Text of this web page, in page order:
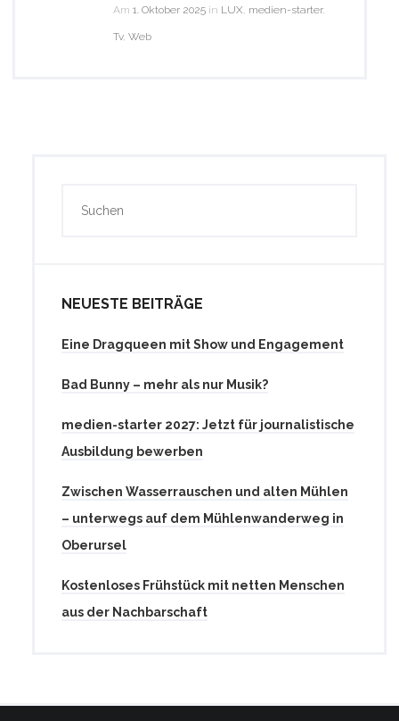
Am 1. Oktober 2025 in LUX, medien-starter,
Tv, Web
NEUESTE BEITRÄGE
Eine Dragqueen mit Show und Engagement
Bad Bunny – mehr als nur Musik?
medien-starter 2027: Jetzt für journalistische
Ausbildung bewerben
Zwischen Wasserrauschen und alten Mühlen
– unterwegs auf dem Mühlenwanderweg in
Oberursel
Kostenloses Frühstück mit netten Menschen
aus der Nachbarschaft